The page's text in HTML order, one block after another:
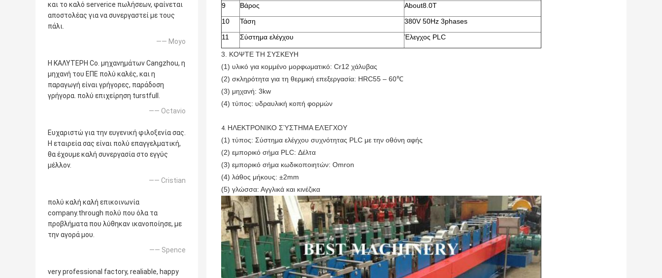
και το καλό serverice πωλήσεων, φαίνεται
αποστολέας για να συνεργαστεί με τους
πάλι.
—— Moyo
Η ΚΑΛΥΤΕΡΗ Co. μηχανημάτων Cangzhou, η
μηχανή του ΕΠΕ πολύ καλές, και η
παραγωγή είναι γρήγορες, παράδοση
γρήγορα. πολύ επιχείρηση turstfull.
—— Octavio
Ευχαριστώ για την ευγενική φιλοξενία σας.
Η εταιρεία σας είναι πολύ επαγγελματική,
θα έχουμε καλή συνεργασία στο εγγύς
μέλλον.
—— Cristian
πολύ καλή καλή επικοινωνία
company.through πολύ που όλα τα
προβλήματα που λύθηκαν ικανοποίησε, με
την αγορά μου.
—— Spence
very professional factory, realiable, happy
9
Βάρος
About8.0T
10
Τάση
380V 50Hz 3phases
11
Σύστημα ελέγχου Έλεγχος PLC
3. ΚΟΨΤΕ ΤΗ ΣΥΣΚΕΥΗ
(1) υλικό για κομμένο μορφωματικό: Cr12 χάλυβας
(2) σκληρότητα για τη θερμική επεξεργασία: HRC55 – 60℃
(3) μηχανή: 3kw
(4) τύπος: υδραυλική κοπή φορμών
4. ΗΛΕΚΤΡΟΝΙΚΟ ΣΎΣΤΗΜΑ ΕΛΈΓΧΟΥ
(1) τύπος: Σύστημα ελέγχου συχνότητας PLC με την οθόνη αφής
(2) εμπορικό σήμα PLC: Δέλτα
(3) εμπορικό σήμα κωδικοποιητών: Omron
(4) λάθος μήκους: ±2mm
(5) γλώσσα: Αγγλικά και κινέζικα